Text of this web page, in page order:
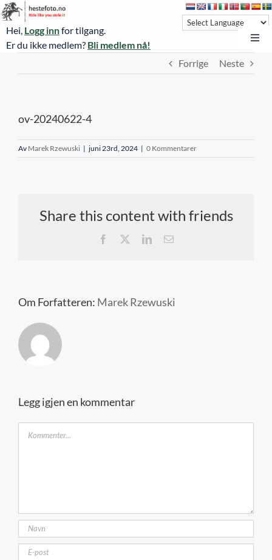
Skip
to
content
Hei, Logg innfor tilgang.
Er du ikke medlem? Bli medlem nå!
Øvrevoll treningsdager
NoARK
Forrige Neste
ov-20240622-4
Av Marek Rzewuski | juni 23rd, 2024 | 0 Kommentarer
Share this content with friends
Facebook LinkedIn
E-
Om Forfatteren: Marek Rzewuski
Legg igjen en kommentar